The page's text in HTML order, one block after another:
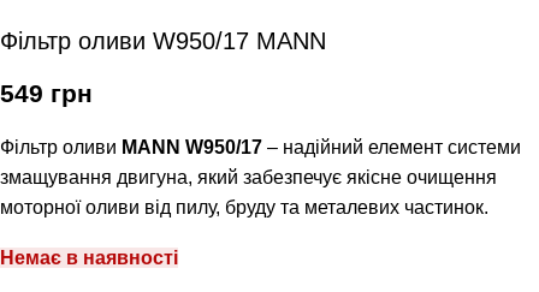
Фільтр оливи W950/17 МANN
549 грн
Фільтр оливи MANN W950/17 – надійний елемент системи
змащування двигуна, який забезпечує якісне очищення
моторної оливи від пилу, бруду та металевих частинок.
Немає в наявності